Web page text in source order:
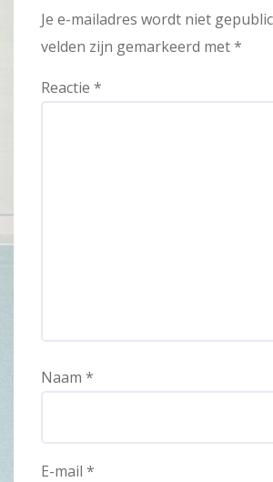
Je e-mailadres wordt niet
velden zijn gemarkeerd met*
Reactie *
Naam *
E-mail *